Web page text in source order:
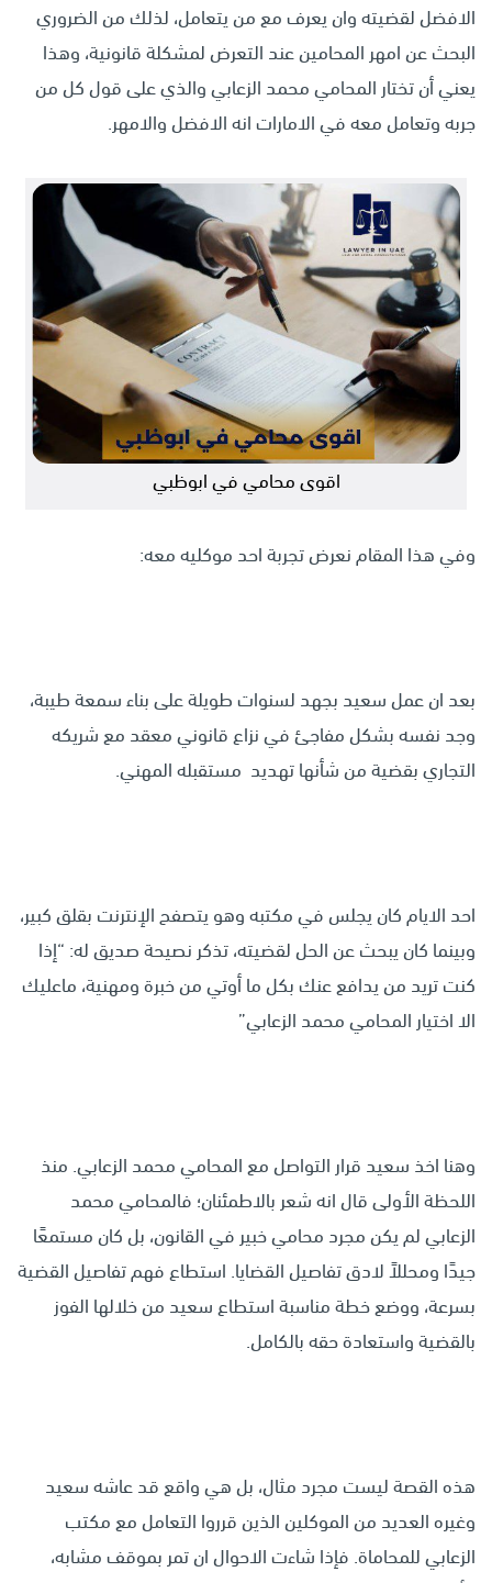
الافضل لقضيته وان يعرف مع من يتعامل، لذلك من الضروري
البحث عن امهر المحامين عند التعرض لمشكلة قانونية، وهذا
يعني أن تختار المحامي محمد الزعابي والذي على قول كل من
جربه وتعامل معه في الامارات انه الافضل والامهر.
اقوى محامي في ابوظبي
وفي هذا المقام نعرض تجربة احد موكليه معه:
بعد ان عمل سعيد بجهد لسنوات طويلة على بناء سمعة طيبة،
وجد نفسه بشكل مفاجئ في نزاع قانوني معقد مع شريكه
التجاري بقضية من شأنها تهديد مستقبله المهني.
احد الايام كان يجلس في مكتبه وهو يتصفح الإنترنت بقلق كبير،
وبينما كان يبحث عن الحل لقضيته، تذكر نصيحة صديق له: “إذا
كنت تريد من يدافع عنك بكل ما أوتي من خبرة ومهنية، ماعليك
الا اختيار المحامي محمد الزعابي”
وهنا اخذ سعيد قرار التواصل مع المحامي محمد الزعابي. منذ
اللحظة الأولى قال انه شعر بالاطمئنان؛ فالمحامي محمد
الزعابي لم يكن مجرد محامي خبير في القانون، بل كان مستمعًا
جيدًا ومحللاً لادق تفاصيل القضايا. استطاع فهم تفاصيل القضية
بسرعة، ووضع خطة مناسبة استطاع سعيد من خلالها الفوز
بالقضية واستعادة حقه بالكامل.
هذه القصة ليست مجرد مثال، بل هي واقع قد عاشه سعيد
وغيره العديد من الموكلين الذين قرروا التعامل مع مكتب
الزعابي للمحاماة. فإذا شاءت الاحوال ان تمر بموقف مشابه،